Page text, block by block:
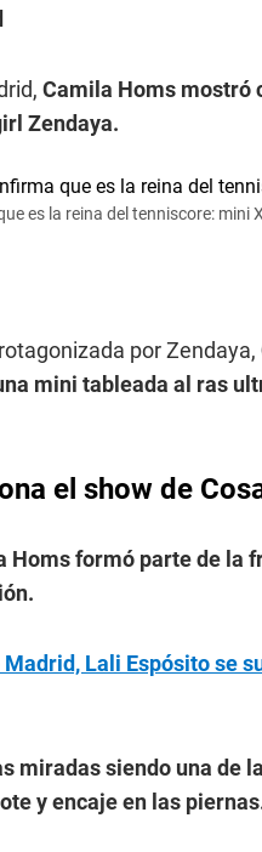
Camila Homs mostró
Zendaya.
es la reina del tenniscore: mini
por Zendaya,
mini tableada al ras
el show de
Homs formó parte de la
Madrid, Lali Espósito se
miradas siendo una de
y encaje en las